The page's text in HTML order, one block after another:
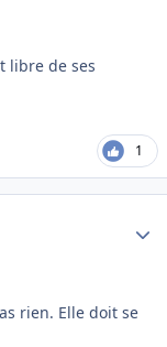
libre de ses
1
rien. Elle doit se